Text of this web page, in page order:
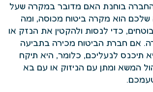
בוחנת האם מדובר במקרה שעל
שלכם הוא מקרה ביטוח מכוסה, ומה
כדי לנסות ולהקטין את הנזק או
אם חברת הביטוח מכירה בתביעה
תיכנס לנעליכם, כלומר, היא תיקח
המשא ומתן עם הניזוק או עם בא